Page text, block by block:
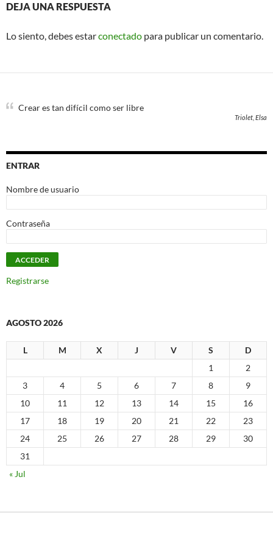
DEJA UNA RESPUESTA
Lo siento, debes estarconectado para publicar un comentario.
Crear es tan difícil como ser libre
Triolet, Elsa
ENTRAR
Nombre de usuario
Contraseña
Registrarse
AGOSTO 2026
L M X J V S
D
1
2
3
4 5 6 7 8
9
10
11 12 13 14 15
16
17
18 19 20 21 22
23
24
25 26 27 28 29
30
31
« Jul